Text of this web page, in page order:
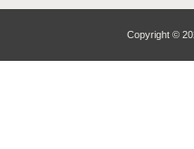
Copyright ©